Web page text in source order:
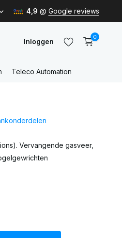
4,9 @ Google reviews
Inloggen
Account
0
Teleco Automation
Vervangende gasveer,